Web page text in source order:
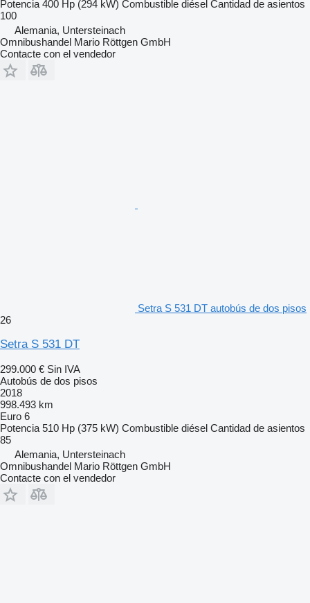
Potencia 400 Hp (294 kW) Combustible diésel Cantidad de asientos
100
Alemania, Untersteinach
Omnibushandel Mario Röttgen GmbH
Contacte con el vendedor
Setra S 531 DT autobús de dos pisos
26
Setra S 531 DT
299.000 € Sin IVA
Autobús de dos pisos
2018
998.493 km
Euro 6
Potencia 510 Hp (375 kW) Combustible diésel Cantidad de asientos
85
Alemania, Untersteinach
Omnibushandel Mario Röttgen GmbH
Contacte con el vendedor